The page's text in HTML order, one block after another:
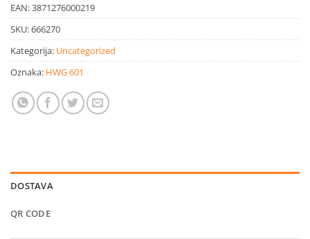
EAN:3871276000219
SKU:666270
Kategorija: Uncategorized
Oznaka: HWG 601
DOSTAVA
QR CODE